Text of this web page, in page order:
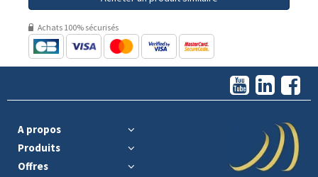
Achats 100% sécurisés
A propos
Produits
Offres